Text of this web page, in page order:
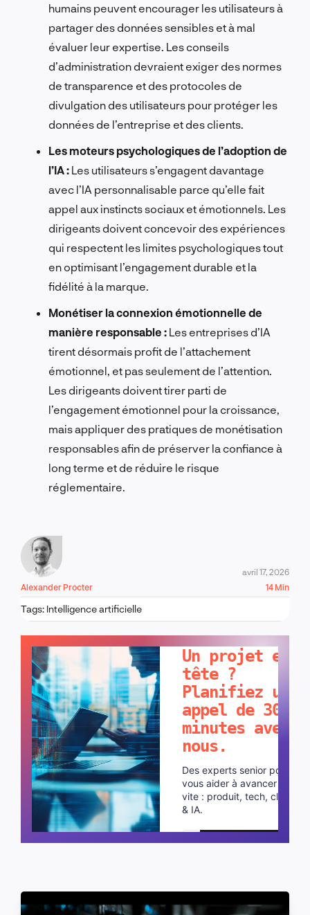
humains peuvent encourager les utilisateurs à
partager des données sensibles et à mal
évaluer leur expertise. Les conseils
d’administration devraient exiger des normes
de transparence et des protocoles de
divulgation des utilisateurs pour protéger les
données de l’entreprise et des clients.
Les moteurs psychologiques de l’adoption de
l’IA : Les utilisateurs s’engagent davantage
avec l’IA personnalisable parce qu’elle fait
appel aux instincts sociaux et émotionnels. Les
dirigeants doivent concevoir des expériences
qui respectent les limites psychologiques tout
en optimisant l’engagement durable et la
fidélité à la marque.
Monétiser la connexion émotionnelle de
manière responsable : Les entreprises d’IA
tirent désormais profit de l’attachement
émotionnel, et pas seulement de l’attention.
Les dirigeants doivent tirer parti de
l’engagement émotionnel pour la croissance,
mais appliquer des pratiques de monétisation
responsables afin de préserver la confiance à
long terme et de réduire le risque
réglementaire.
Alexander Procter
avril 17, 2026
14 Min
Tags: Intelligence artificielle
Un projet en
tête ?
Planifiez un
appel de 30
minutes avec
nous.
Des experts senior pour
vous aider à avancer plus
vite : produit, tech, cloud
& IA.
Planifier un appel